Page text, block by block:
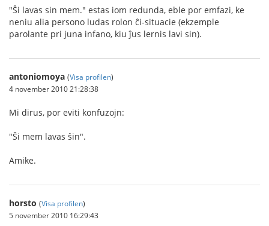
"Ŝi lavas sin mem." estas iom redunda, eble por emfazi, ke
neniu alia persono ludas rolon ĉi-situacie (ekzemple
parolante pri juna infano, kiu ĵus lernis lavi sin).
antoniomoya (Visa profilen)
4 november 2010 21:28:38
Mi dirus, por eviti konfuzojn:
"Ŝi mem lavas ŝin".
Amike.
horsto (Visa profilen)
5 november 2010 16:29:43